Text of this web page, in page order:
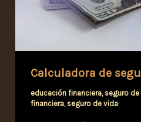
Calculadora de
educación financiera, seguro de
financiera, seguro de vida